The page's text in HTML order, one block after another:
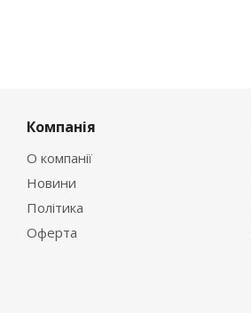
Компанія
О компанії
Новини
Політика
Оферта